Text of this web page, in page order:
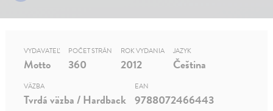
VYDAVATEĽ
Motto
POČET STRÁN
360
ROK VYDANIA
2012
JAZYK
Čeština
VÄZBA
Tvrdá väzba / Hardback
EAN
9788072466443